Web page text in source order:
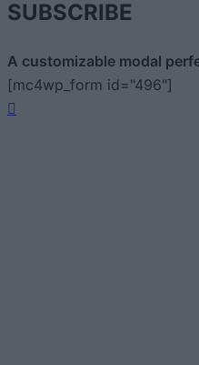
SUBSCRIBE
A customizable modal
[mc4wp_form id="496"]